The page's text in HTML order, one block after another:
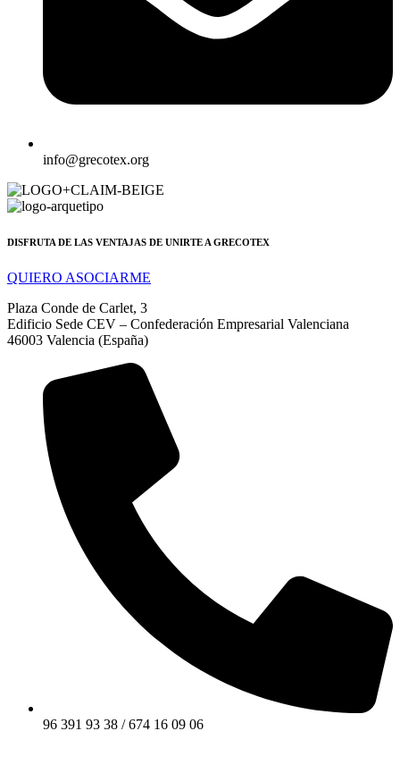
info@grecotex.org
DISFRUTA DE LAS VENTAJAS DE UNIRTE A GRECOTEX
QUIERO ASOCIARME
Plaza Conde de Carlet, 3
Edificio Sede CEV – Confederación Empresarial Valenciana
46003 Valencia (España)
96 391 93 38 / 674 16 09 06